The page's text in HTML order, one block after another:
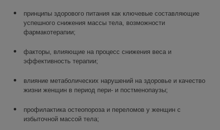
принципы здорового питания как ключевые составляющие
успешного снижения массы тела, возможности
фармакотерапии;
факторы, влияющие на процесс снижения веса и
эффективность терапии;
влияние метаболических нарушений на здоровье и качество
жизни женщин в период пери- и постменопаузы;
профилактика остеопороза и переломов у женщин с
избыточной массой тела;